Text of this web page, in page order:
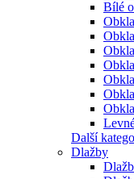
Bílé
Další
Dlažby